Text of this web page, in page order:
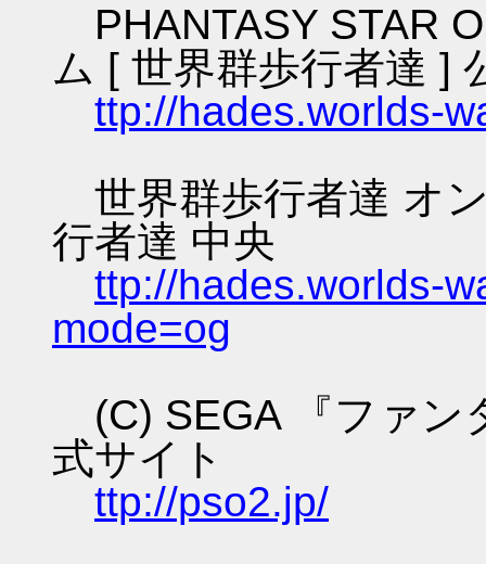
PHANTASY STAR
ム [ 世界群歩行者達 ]
ttp://hades.worlds-
世界群歩行者達 オ
行者達 中央
ttp://hades.worlds-
mode=og
(C) SEGA 『ファン
式サイト
ttp://pso2.jp/